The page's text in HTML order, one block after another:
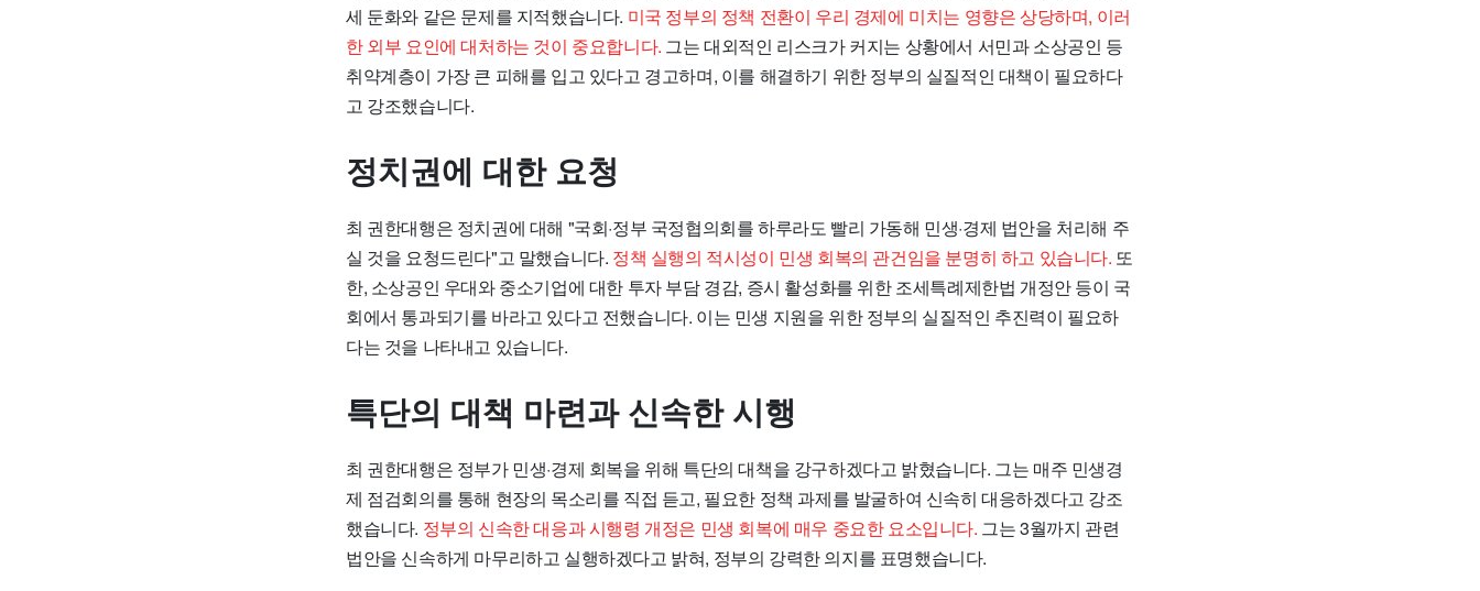
세 둔화와 같은 문제를 지적했습니다. 미국 정부의 정책 전환이 우리 경제에 미치는 영향은 상당하며, 이러
한 외부 요인에 대처하는 것이 중요합니다. 그는 대외적인 리스크가 커지는 상황에서 서민과 소상공인 등
취약계층이 가장 큰 피해를 입고 있다고 경고하며, 이를 해결하기 위한 정부의 실질적인 대책이 필요하다
고 강조했습니다.
정치권에 대한 요청
최 권한대행은 정치권에 대해 "국회·정부 국정협의회를 하루라도 빨리 가동해 민생·경제 법안을 처리해 주
실 것을 요청드린다"고 말했습니다. 정책 실행의 적시성이 민생 회복의 관건임을 분명히 하고 있습니다. 또
한, 소상공인 우대와 중소기업에 대한 투자 부담 경감, 증시 활성화를 위한 조세특례제한법 개정안 등이 국
회에서 통과되기를 바라고 있다고 전했습니다. 이는 민생 지원을 위한 정부의 실질적인 추진력이 필요하
다는 것을 나타내고 있습니다.
특단의 대책 마련과 신속한 시행
최 권한대행은 정부가 민생·경제 회복을 위해 특단의 대책을 강구하겠다고 밝혔습니다. 그는 매주 민생경
제 점검회의를 통해 현장의 목소리를 직접 듣고, 필요한 정책 과제를 발굴하여 신속히 대응하겠다고 강조
했습니다. 정부의 신속한 대응과 시행령 개정은 민생 회복에 매우 중요한 요소입니다. 그는 3월까지 관련
법안을 신속하게 마무리하고 실행하겠다고 밝혀, 정부의 강력한 의지를 표명했습니다.